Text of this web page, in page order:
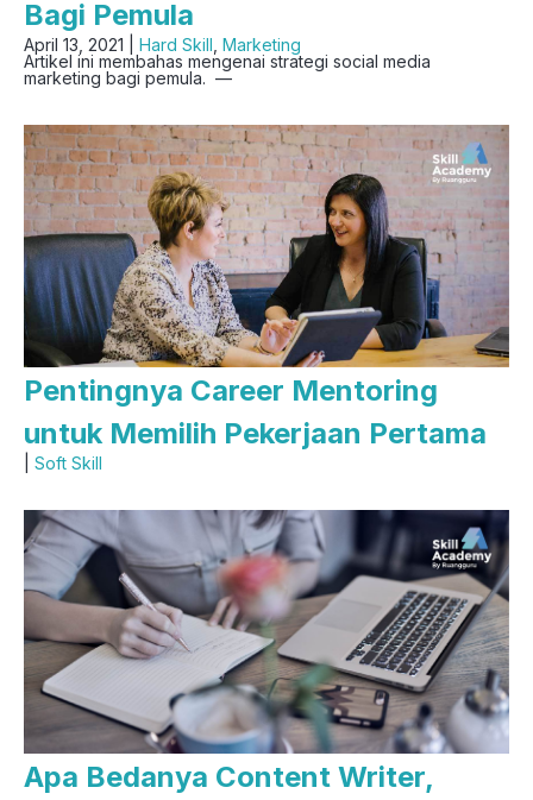
Bagi Pemula
April 13, 2021 | Hard Skill Marketing
Artikel ini membahas mengenai strategi social media
marketing bagi pemula. —
Pentingnya Career Mentoring
untuk Memilih Pekerjaan Pertama
Soft Skill
Apa Bedanya Content Writer,